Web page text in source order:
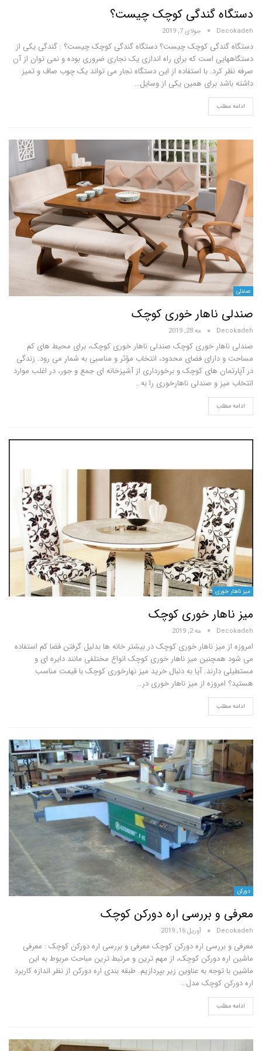
گندگی کوچک چیست؟
جولای 7, 2019
کوچک چیست؟ دستگاه گندگی کوچک چیست؟ : گندگی یکی از
است که برای راه اندازی یک نجاری ضروری بوده و نمی توان از آن
با استفاده از این دستگاه نجار می تواند یک چوب صاف و تمیز
برای همین یکی از وسایل…
ناهار خوری کوچک
مه 28, 2019
خوری کوچک صندلی ناهار خوری کوچک، برای محیط های کم
فضای محدود، انتخاب مؤثر و مناسبی به شمار می رود. زندگی
های کوچک و برخورداری از آشپزخانه ای جمع و جور، در اغلب موارد
و صندلی ناهارخوری را به…
خوری کوچک
مه 2, 2019
میز ناهار خوری کوچک در بیشتر خانه ها بدلیل گرفتن فضا کم استفاده
میز ناهار خوری کوچک انواع مختلفی مانند دایره ای و
آیا به دنبال خرید میز نهارخوری کوچک با قیمت مناسب
از میز ناهار خوری در…
بررسی اره دورکن کوچک
آوریل 16, 2019
اره دورکن کوچک معرفی و بررسی اره دورکن کوچک : معرفی
دورکن کوچک، از مهم ترین و مرتبط ترین مباحث مربوط به این
به عناوین زیر بپردازیم. طبقه بندی اره دورکن از نظر اندازه کاربرد
کوچک مدل…